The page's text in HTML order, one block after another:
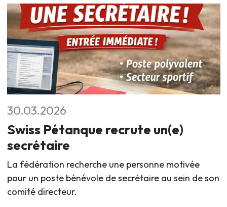
30.03.2026
Swiss Pétanque recrute un(e)
secrétaire
La fédération recherche une personne motivée
pour un poste bénévole de secrétaire au sein de son
comité directeur.